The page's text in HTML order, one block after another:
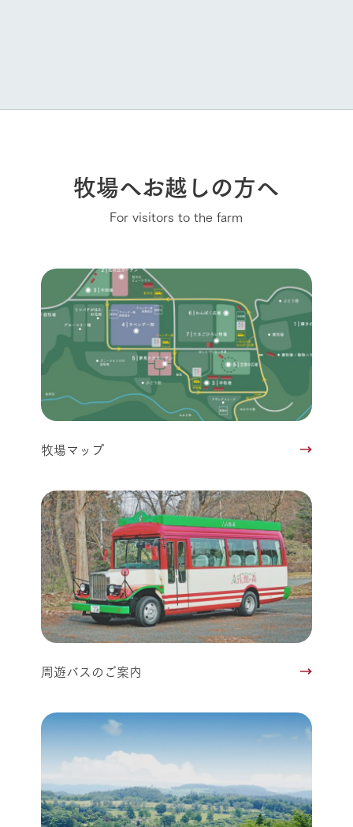
牧場へお越しの方へ
For visitors to the farm
牧場マップ
周遊バスのご案内